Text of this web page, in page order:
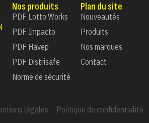
Nos produits
PDF Lotto Works
PDF Impacto
PDF Havep
PDF Distrisafe
Norme de sécurité
Plan du site
Nouveautés
Produits
Nos marques
Contact
légales Politique de confidentialité